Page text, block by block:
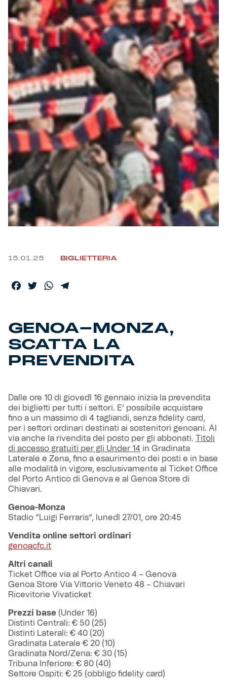
Robe di Kappa x Genoa
Vintage Collection
Red&Blue Voices
Kids
Accessori
Party
Outlet
Caffè Boasi x Genoa
Fortissimo batte il mio cuor
15.01.25 BIGLIETTERIA
Facebook
TwitterWhatsApp
GENOA-MONZA,
SCATTA LA
PREVENDITA
Dalle ore 10 di giovedì 16 gennaio inizia la prevendita
dei biglietti per tutti i settori. E’ possibile acquistare
fino a un massimo di 4 tagliandi, senza fidelity card,
per i settori ordinari destinati ai sostenitori genoani. Al
via anche la rivendita del posto per gli abbonati. Titoli
di accesso gratuiti per gli Under 14 in Gradinata
Laterale e Zena, fino a esaurimento dei posti e in base
alle modalità in vigore, esclusivamente al Ticket Office
del Porto Antico di Genova e al Genoa Store di
Chiavari.
Genoa-Monza
Stadio “Luigi Ferraris”, lunedì 27/01, ore 20:45
Vendita online settori ordinari
genoacfc.it
Altri canali
Ticket Office via al Porto Antico 4 – Genova
Genoa Store Via Vittorio Veneto 48 – Chiavari
Ricevitorie Vivaticket
Prezzi base (Under 16)
Distinti Centrali: € 50 (25)
Distinti Laterali: € 40 (20)
Gradinata Laterale € 20 (10)
Gradinata Nord/Zena: € 30 (15)
Tribuna Inferiore: € 80 (40)
Settore Ospiti: € 25 (obbligo fidelity card)